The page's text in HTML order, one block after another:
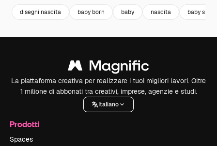
disegni nascita baby born baby nascita baby
La piattaforma creativa per realizzare i tuoi migliori lavori. Oltre
1 milione di abbonati tra creativi, imprese, agenzie e studi.
Italiano
Prodotti
Spaces